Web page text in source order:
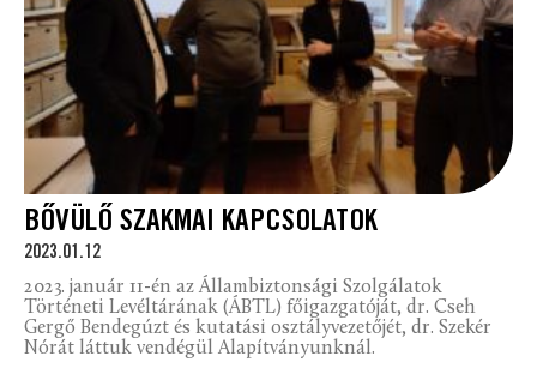
BŐVÜLŐ SZAKMAI KAPCSOLATOK
2023.01.12
2023. január 11-én az Állambiztonsági Szolgálatok
Történeti Levéltárának (ÁBTL) főigazgatóját, dr. Cseh
Gergő Bendegúzt és kutatási osztályvezetőjét, dr. Szekér
Nórát láttuk vendégül Alapítványunknál.